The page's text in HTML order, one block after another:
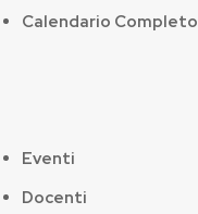
Calendario Completo
Eventi
Docenti